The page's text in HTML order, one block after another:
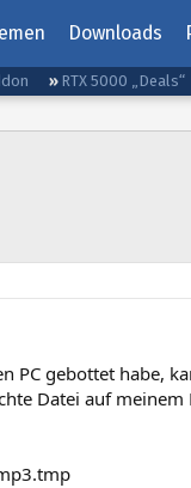
Downloads
RTX 5000 „Deals“
PC gebottet habe,
Datei auf meinem